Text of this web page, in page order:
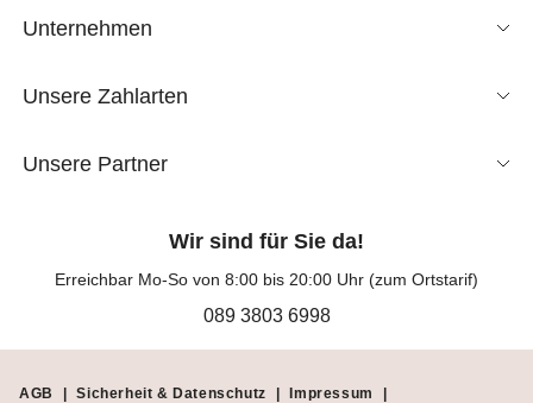
Unternehmen
Unsere Zahlarten
Unsere Partner
Wir sind für Sie da!
Erreichbar Mo-So von 8:00 bis 20:00 Uhr (zum Ortstarif)
089 3803 6998
AGB | Sicherheit & Datenschutz | Impressum |